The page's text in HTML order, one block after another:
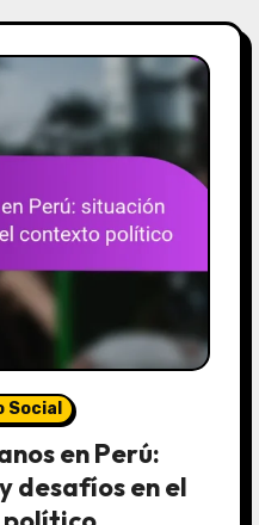
en Perú:
desafíos en el